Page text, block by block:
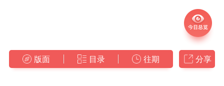
版面 目录 往期 分享